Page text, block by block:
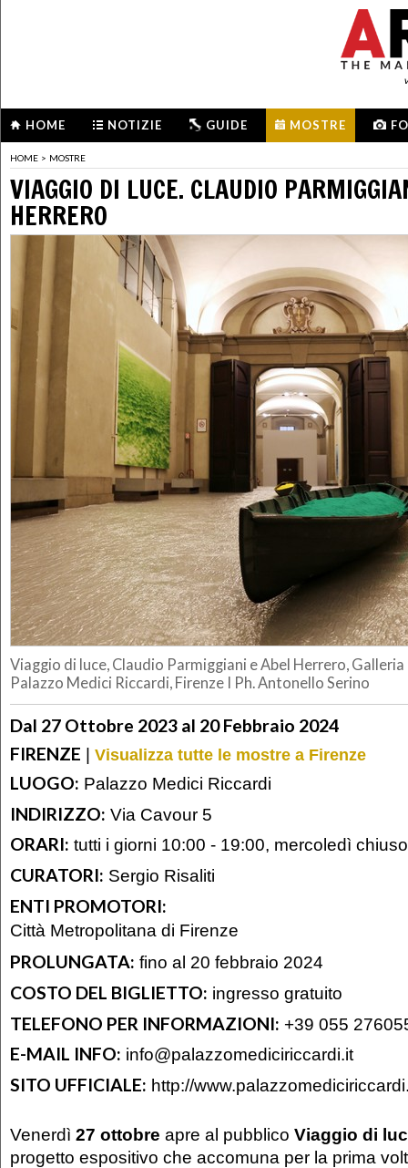
HOME NOTIZIE GUIDE MOSTRE
HOME > MOSTRE
VIAGGIO DI LUCE. CLAUDIO
HERRERO
Viaggio di luce, Claudio Parmiggiani e Abel Herrero,
Palazzo Medici Riccardi, Firenze I Ph. Antonello Serino
Dal 27 Ottobre 2023 al 20 Febbraio 2024
FIRENZE | Visualizza tutte le mostre a Firenze
LUOGO: Palazzo Medici Riccardi
INDIRIZZO: Via Cavour 5
ORARI: tutti i giorni 10:00 - 19:00, mercoledì chiuso
CURATORI: Sergio Risaliti
ENTI PROMOTORI:
Città Metropolitana di Firenze
PROLUNGATA: fino al 20 febbraio 2024
COSTO DEL BIGLIETTO: ingresso gratuito
TELEFONO PER INFORMAZIONI: +39 055
E-MAIL INFO: info@palazzomediciriccardi.it
SITO UFFICIALE: http://
Venerdì 27 ottobre apre al pubblico Viaggio di
progetto espositivo che accomuna per la prima